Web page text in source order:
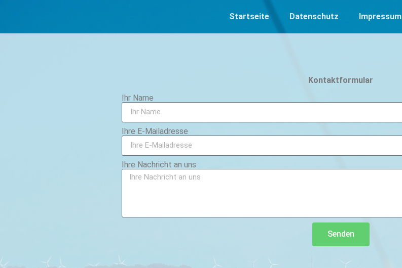
Startseite Datenschutz Impressum
Kontaktformular
Ihr Name
Ihre E-Mailadresse
Ihre Nachricht an uns
Senden